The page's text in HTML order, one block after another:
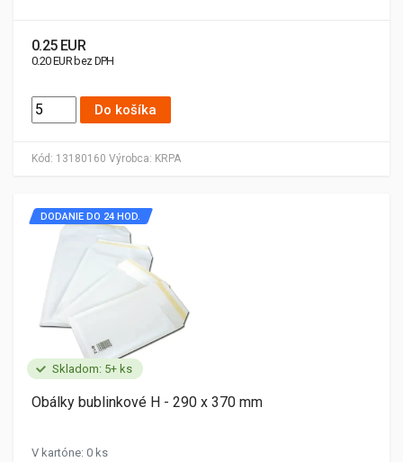
Kód: 13180160 Výrobca: KRPA
0.25 EUR
0.20 EUR bez DPH
Do košíka
Skladom: 5+ ks
DODANIE DO 24 HOD.
Obálky bublinkové H - 290 x 370 mm
V kartóne: 0 ks